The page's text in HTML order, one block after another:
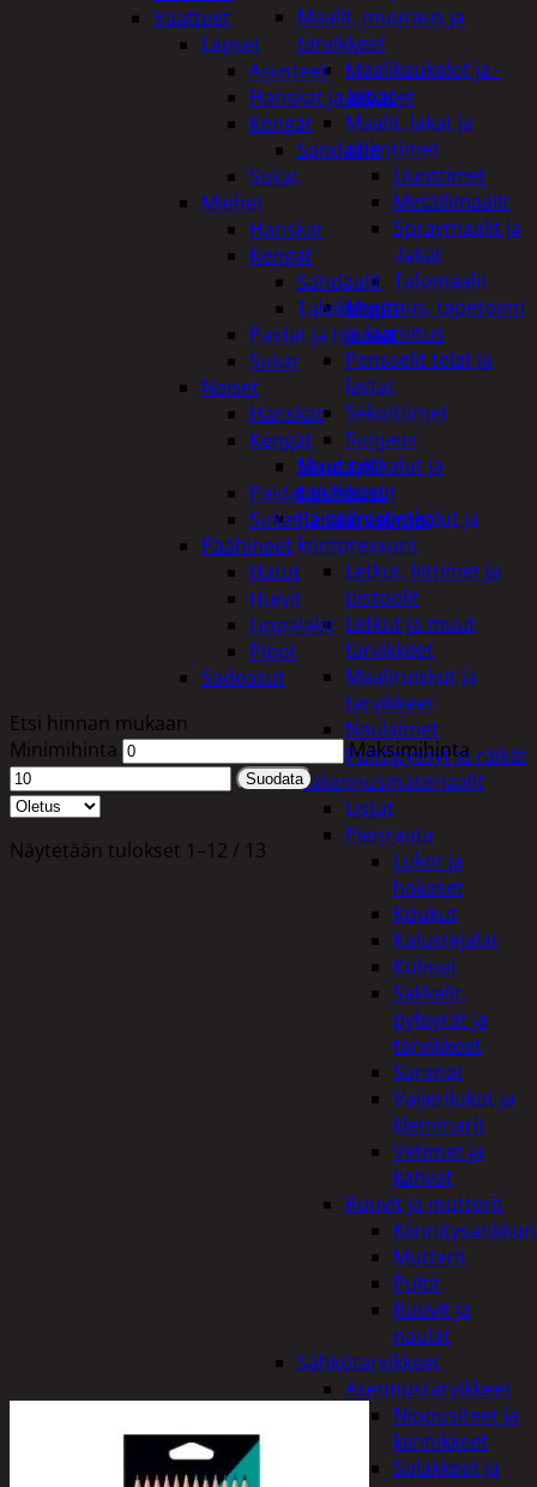
Maalit, muuraus ja
tarvikkeet
Maalikaukalot ja -
astiat
Maalit, lakat ja
ohentimet
Liuottimet
Metallimaalit
Spraymaalit ja
-lakat
Talomaalit
Muuraus, tapetointi
ja laatoitus
Pensselit telat ja
lastat
Sekoittimet
Suojaus
Muut työkalut ja
tarvikkeet
Paineilmatyökalut ja
kompressorit
Letkut, liittimet ja
pistoolit
Letkut ja muut
tarvikkeet
Maaliruiskut ja
tarvikkeet
Naulaimet
Pulttipyssyt ja räikät
Rakennusmateriaalit
Listat
Pienrauta
Lukot ja
hakaset
Koukut
Kalustejalat
Kulmat
Sakkelit,
pylpyrät ja
tarvikkeet
Saranat
Vaijerilukot ja
klemmarit
Vetimet ja
kahvat
Ruuvit ja mutterit
Mutterit
Pultit
Ruuvit ja
naulat
Sähkötarvikkeet
Asennustarvikkeet
Nippusiteet ja
kiinnikkeet
Sulakkeet ja
Vaatteet
Lapset
Asusteet
Hanskat ja lapaset
Kengät
Sandaalit
Sukat
Miehet
Hanskat
Kengät
Sandaalit
Talvikengät
Paidat ja housut
Sukat
Naiset
Hanskat
Kengät
Sandaalit
Paidat ja housut
Sukat ja säärystimet
Päähineet
Hatut
Huivit
Lippalakit
Pipot
Sadeasut
Etsi hinnan mukaan
Minimihinta
Maksimihinta
Suodata
Näytetään tulokset 1–12 / 13